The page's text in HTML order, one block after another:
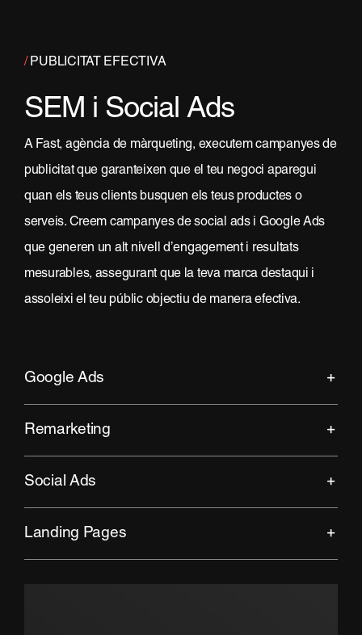
/PUBLICITAT EFECTIVA
SEM i Social Ads
A Fast, agència de màrqueting, executem campanyes de
publicitat que garanteixen que el teu negoci aparegui
quan els teus clients busquen els teus productes o
serveis. Creem campanyes de social ads i Google Ads
que generen un alt nivell d’engagement i resultats
mesurables, assegurant que la teva marca destaqui i
assoleixi el teu públic objectiu de manera efectiva.
Google Ads
Remarketing
Social Ads
Landing Pages